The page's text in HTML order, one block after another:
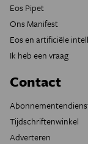
Eos Pipet
Ons Manifest
Eos en artificiële
Ik heb een vraag
Contact
Tijdschriftenwinkel
Adverteren